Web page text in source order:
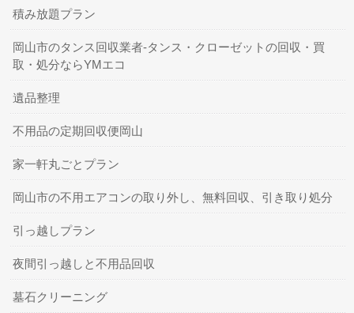
積み放題プラン
岡山市のタンス回収業者-タンス・クローゼットの回収・買
取・処分ならYMエコ
遺品整理
不用品の定期回収便岡山
家一軒丸ごとプラン
岡山市の不用エアコンの取り外し、無料回収、引き取り処分
引っ越しプラン
夜間引っ越しと不用品回収
墓石クリーニング